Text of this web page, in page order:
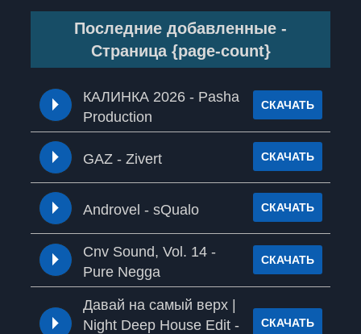
Последние добавленные -
Страница {page-count}
КАЛИНКА 2026 - Pasha
Production
СКАЧАТЬ
GAZ - Zivert СКАЧАТЬ
Androvel - sQualo СКАЧАТЬ
Cnv Sound, Vol. 14 -
Pure Negga
СКАЧАТЬ
Давай на самый верх |
Night Deep House Edit -
СКАЧАТЬ